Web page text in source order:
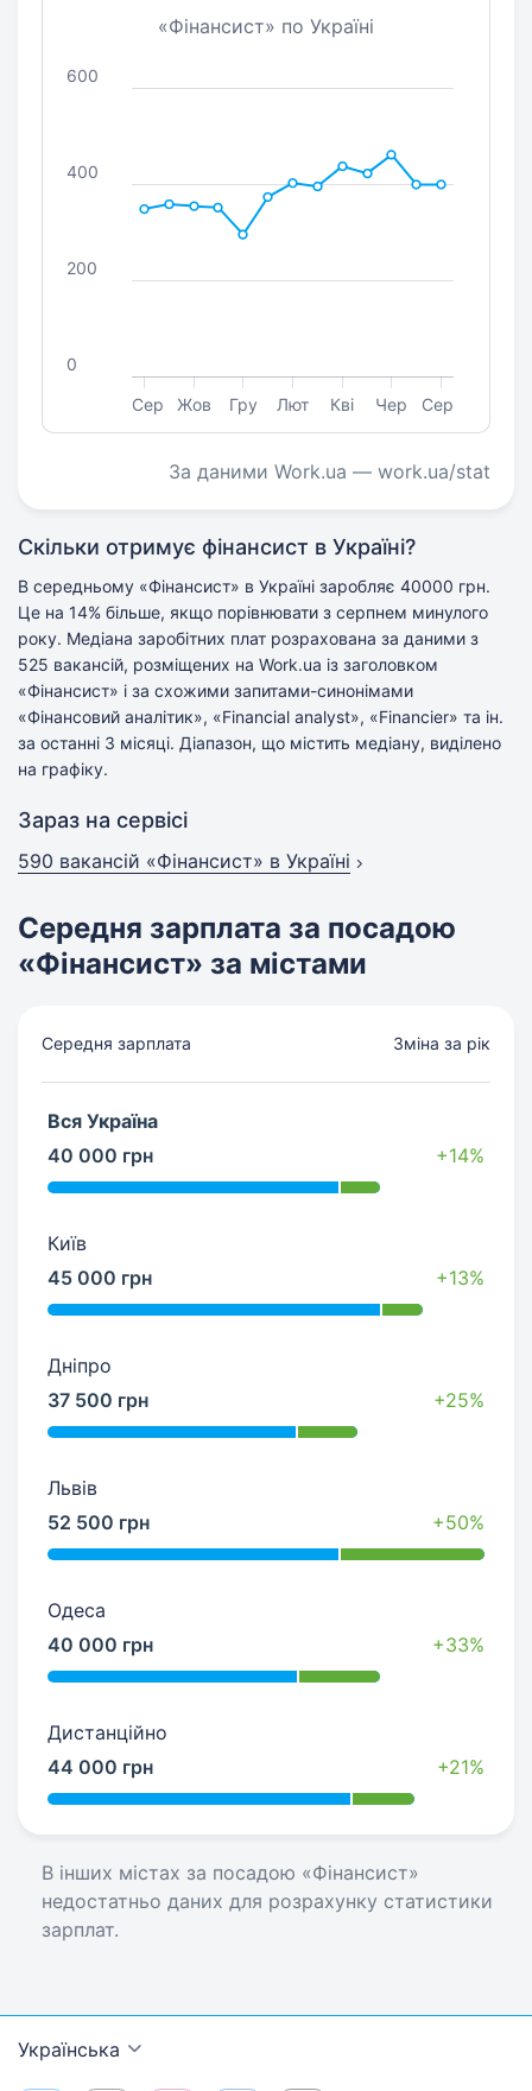
«Фінансист» по Україні
Сер Жов Гру Лют Кві Чер Сер
0
200
400
600
За даними Work.ua — work.ua/stat
Скільки отримує фінансист в Україні?
В середньому «Фінансист» в Україні заробляє 40000 грн.
Це на 14% більше, якщо порівнювати з серпнем минулого
року. Медіана заробітних плат розрахована за даними з
525 вакансій, розміщених на Work.ua із заголовком
«Фінансист» і за схожими запитами-синонімами
«Фінансовий аналітик», «Financial analyst», «Financier» та ін.
за останні 3 місяці. Діапазон, що містить медіану, виділено
на графіку.
Зараз на сервісі
590 вакансій «Фінансист» в Україні
Середня зарплата за посадою
«Фінансист» за містами
Середня зарплата Зміна за рік
Вся Україна
40 000 грн
+14%
Київ
45 000 грн
+13%
Дніпро
37 500 грн
+25%
Львів
52 500 грн
+50%
Одеса
40 000 грн
+33%
Дистанційно
44 000 грн
+21%
В інших містах за посадою «Фінансист»
недостатньо даних для розрахунку статистики
зарплат.
Українська